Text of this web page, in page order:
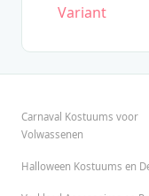
Variant
Carnaval Kostuums voor
Volwassenen
Halloween Kostuums en